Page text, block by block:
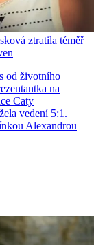
ztratila téměř
od životního
na
Caty
vedení 5:1.
Alexandrou